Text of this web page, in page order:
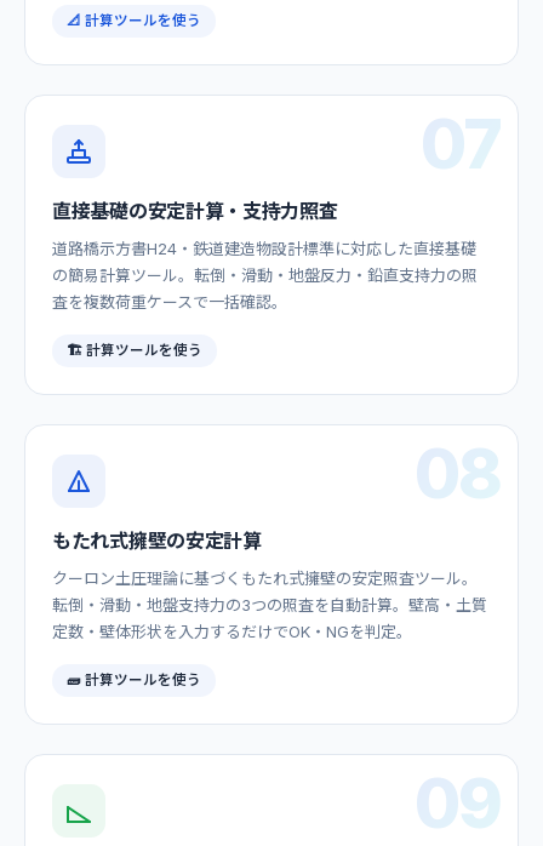
📐 計算ツールを使う
07
直接基礎の安定計算・支持力照査
道路橋示方書H24・鉄道建造物設計標準に対応した直接基礎
の簡易計算ツール。転倒・滑動・地盤反力・鉛直支持力の照
査を複数荷重ケースで一括確認。
🏗️ 計算ツールを使う
08
もたれ式擁壁の安定計算
クーロン土圧理論に基づくもたれ式擁壁の安定照査ツール。
転倒・滑動・地盤支持力の3つの照査を自動計算。壁高・土質
定数・壁体形状を入力するだけでOK・NGを判定。
🧱 計算ツールを使う
09